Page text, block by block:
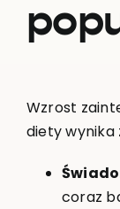
Wzrost
diety wynika
coraz